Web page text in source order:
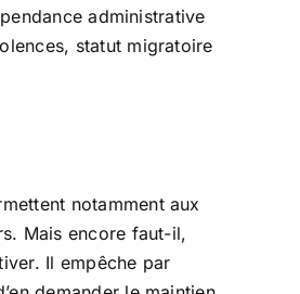
administrative
statut migratoire
notamment aux
Mais encore faut-il,
Il empêche par